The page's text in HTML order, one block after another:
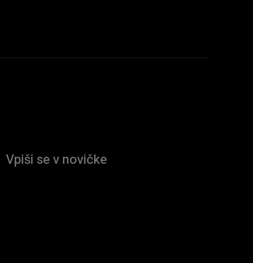
Vpiši se v novičke